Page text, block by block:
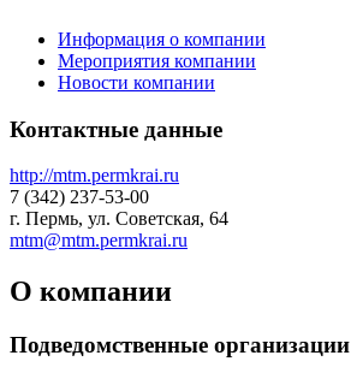
Информация о компании
Мероприятия компании
Новости компании
Контактные данные
http://mtm.permkrai.ru
7 (342) 237-53-00
г. Пермь, ул. Советская, 64
mtm@mtm.permkrai.ru
О компании
Подведомственные организации